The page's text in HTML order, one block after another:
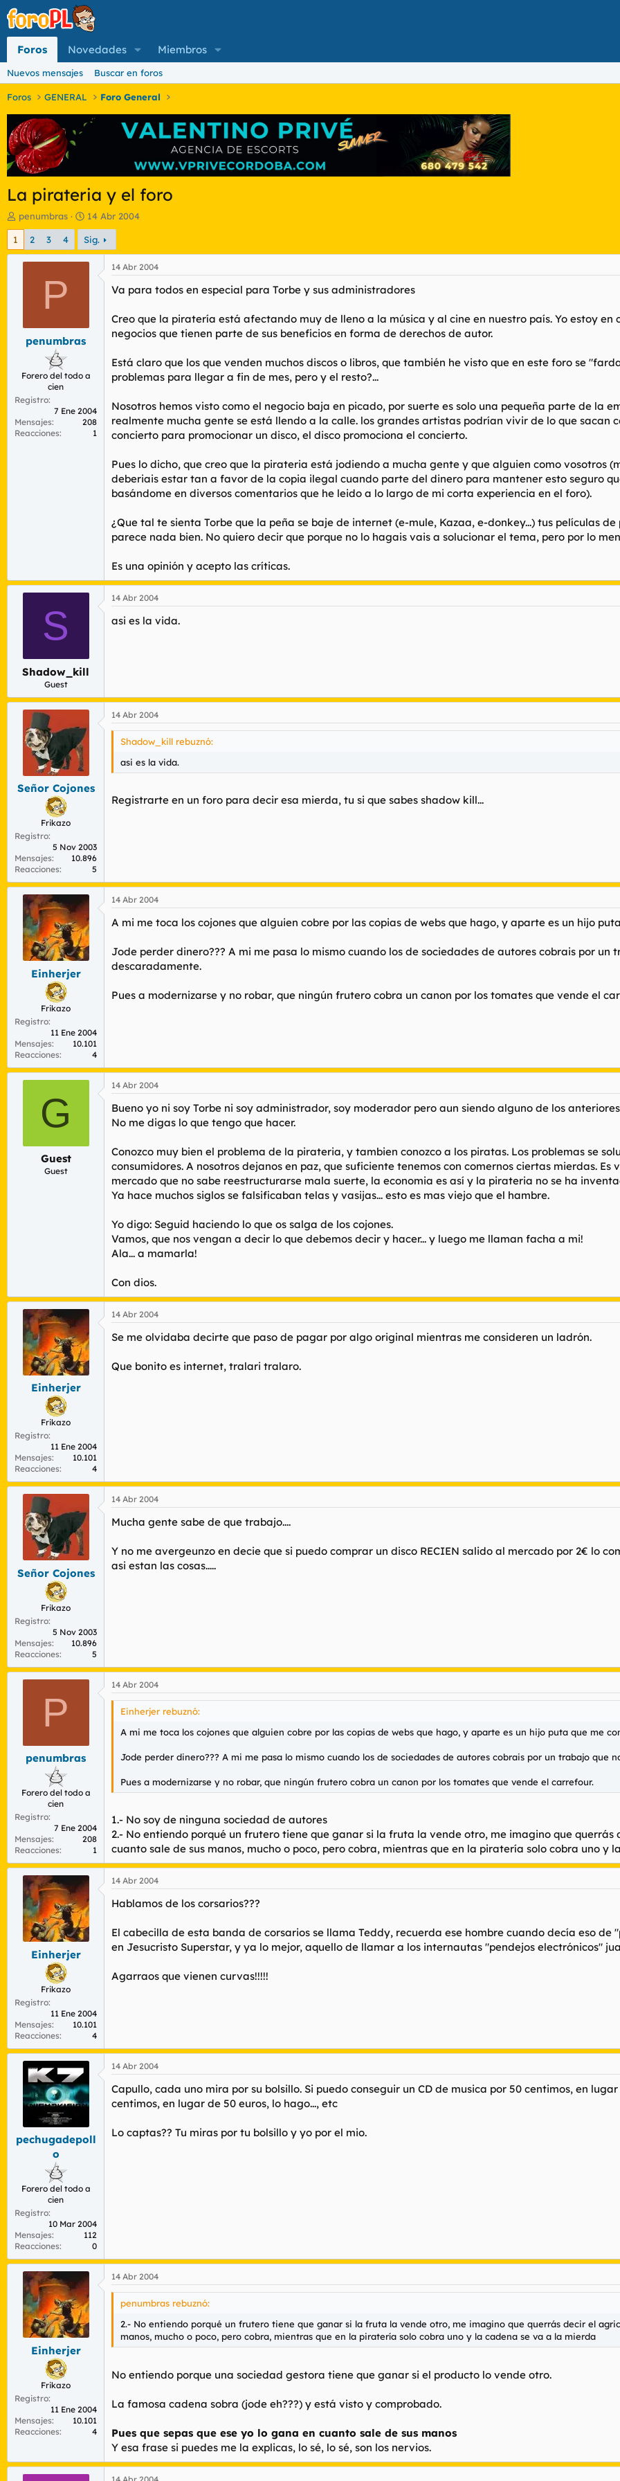
Foros Novedades Miembros
Nuevos mensajes Buscar en foros
Foros GENERAL Foro General
La pirateria y el foro
I
n
c
d
e
a
penumbras
F
e
c
h
a
i
14 Abr 2004
1 2 3 4 Sig.
P
penumbras
Forero del todo a
cien
Registro
7 Ene 2004
Mensajes
208
Reacciones
1
14 Abr 2004
Va para todos en especial para Torbe y sus administradores
Creo que la piratería está afectando muy de lleno a la música y al cine en nuestro país. Yo estoy
negocios que tienen parte de sus beneficios en forma de derechos de autor.
Está claro que los que venden muchos discos o libros, que también he visto que en este foro se
problemas para llegar a fin de mes, pero y el resto?...
Nosotros hemos visto como el negocio baja en picado, por suerte es solo una pequeña parte de la
realmente mucha gente se está llendo a la calle. los grandes artistas podrían vivir de lo que sacan
concierto para promocionar un disco, el disco promociona el concierto.
Pues lo dicho, que creo que la pirateria está jodiendo a mucha gente y que alguien como vosotros
deberiais estar tan a favor de la copia ilegal cuando parte del dinero para mantener esto seguro
basándome en diversos comentarios que he leido a lo largo de mi corta experiencia en el foro).
¿Que tal te sienta Torbe que la peña se baje de internet (e-mule, Kazaa, e-donkey...) tus películas
parece nada bien. No quiero decir que porque no lo hagais vais a solucionar el tema, pero por lo
Es una opinión y acepto las críticas.
S
Shadow_kill
Guest
14 Abr 2004
asi es la vida.
Señor Cojones
Frikazo
Registro
5 Nov 2003
Mensajes
10.896
Reacciones
5
14 Abr 2004
Shadow_kill rebuznó:
asi es la vida.
Registrarte en un foro para decir esa mierda, tu si que sabes shadow kill...
Einherjer
Frikazo
Registro
11 Ene 2004
Mensajes
10.101
Reacciones
4
14 Abr 2004
A mi me toca los cojones que alguien cobre por las copias de webs que hago, y aparte es un hijo
Jode perder dinero??? A mi me pasa lo mismo cuando los de sociedades de autores cobrais por un
descaradamente.
Pues a modernizarse y no robar, que ningún frutero cobra un canon por los tomates que vende el
G
Guest
Guest
14 Abr 2004
Bueno yo ni soy Torbe ni soy administrador, soy moderador pero aun siendo alguno de los
No me digas lo que tengo que hacer.
Conozco muy bien el problema de la pirateria, y tambien conozco a los piratas. Los problemas se
consumidores. A nosotros dejanos en paz, que suficiente tenemos con comernos ciertas mierdas. Es
mercado que no sabe reestructurarse mala suerte, la economia es así y la pirateria no se ha
Ya hace muchos siglos se falsificaban telas y vasijas... esto es mas viejo que el hambre.
Yo digo: Seguid haciendo lo que os salga de los cojones.
Vamos, que nos vengan a decir lo que debemos decir y hacer... y luego me llaman facha a mi!
Ala... a mamarla!
Con dios.
Einherjer
Frikazo
Registro
11 Ene 2004
Mensajes
10.101
Reacciones
4
14 Abr 2004
Se me olvidaba decirte que paso de pagar por algo original mientras me consideren un ladrón.
Que bonito es internet, tralari tralaro.
Señor Cojones
Frikazo
Registro
5 Nov 2003
Mensajes
10.896
Reacciones
5
14 Abr 2004
Mucha gente sabe de que trabajo....
Y no me avergeunzo en decie que si puedo comprar un disco RECIEN salido al mercado por 2€ lo
asi estan las cosas.....
P
penumbras
Forero del todo a
cien
Registro
7 Ene 2004
Mensajes
208
Reacciones
1
14 Abr 2004
Einherjer rebuznó:
A mi me toca los cojones que alguien cobre por las copias de webs que hago, y aparte es un hijo puta que me
Jode perder dinero??? A mi me pasa lo mismo cuando los de sociedades de autores cobrais por un trabajo que
Pues a modernizarse y no robar, que ningún frutero cobra un canon por los tomates que vende el carrefour.
1.- No soy de ninguna sociedad de autores
2.- No entiendo porqué un frutero tiene que ganar si la fruta la vende otro, me imagino que querrás
cuanto sale de sus manos, mucho o poco, pero cobra, mientras que en la piratería solo cobra uno y
Einherjer
Frikazo
Registro
11 Ene 2004
Mensajes
10.101
Reacciones
4
14 Abr 2004
Hablamos de los corsarios???
El cabecilla de esta banda de corsarios se llama Teddy, recuerda ese hombre cuando decía eso
en Jesucristo Superstar, y ya lo mejor, aquello de llamar a los internautas "pendejos electrónicos"
Agarraos que vienen curvas!!!!!
pechugadepoll
o
Forero del todo a
cien
Registro
10 Mar 2004
Mensajes
112
Reacciones
0
14 Abr 2004
Capullo, cada uno mira por su bolsillo. Si puedo conseguir un CD de musica por 50 centimos, en
centimos, en lugar de 50 euros, lo hago..., etc
Lo captas?? Tu miras por tu bolsillo y yo por el mio.
Einherjer
Frikazo
Registro
11 Ene 2004
Mensajes
10.101
Reacciones
4
14 Abr 2004
penumbras rebuznó:
2.- No entiendo porqué un frutero tiene que ganar si la fruta la vende otro, me imagino que querrás decir el
manos, mucho o poco, pero cobra, mientras que en la piratería solo cobra uno y la cadena se va a la mierda
No entiendo porque una sociedad gestora tiene que ganar si el producto lo vende otro.
La famosa cadena sobra (jode eh???) y está visto y comprobado.
Pues que sepas que ese yo lo gana en cuanto sale de sus manos
Y esa frase si puedes me la explicas, lo sé, lo sé, son los nervios.
14 Abr 2004